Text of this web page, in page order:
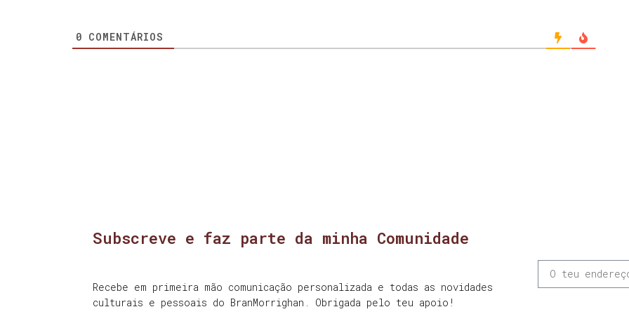
0 COMENTÁRIOS
Subscreve e faz parte da minha Comunidade
Recebe em primeira mão comunicação personalizada e todas as novidades
culturais e pessoais do BranMorrighan. Obrigada pelo teu apoio!